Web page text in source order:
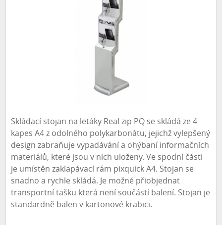
Skládací stojan na letáky Real zip PQ se skládá ze 4
kapes A4 z odolného polykarbonátu, jejichž vylepšený
design zabraňuje vypadávání a ohýbaní informačních
materiálů, které jsou v nich uloženy. Ve spodní části
je umístěn zaklapávací rám pixquick A4. Stojan se
snadno a rychle skládá. Je možné přiobjednat
transportní tašku která není součástí balení. Stojan je
standardně balen v kartonové krabici.